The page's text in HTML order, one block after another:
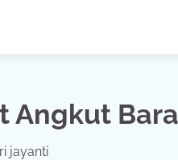
Angkut
jayanti